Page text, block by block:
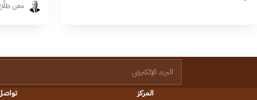
معن طلَّاع · 2
المركز